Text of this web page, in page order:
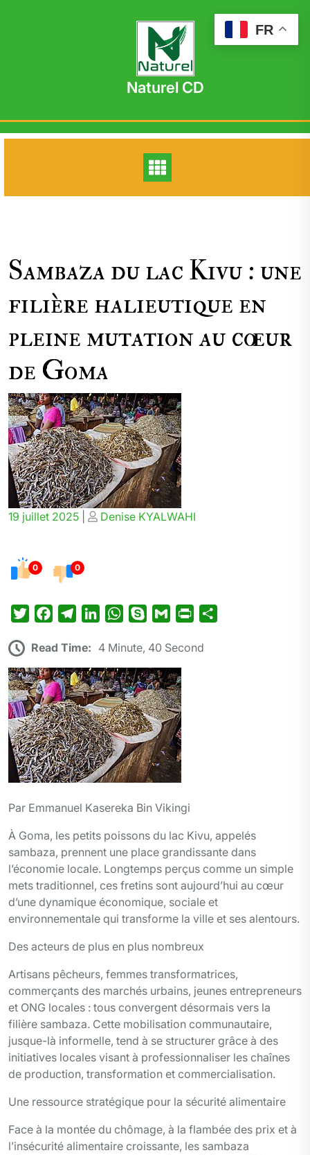
Naturel CD
Sambaza du lac Kivu : une
filière halieutique en
pleine mutation au cœur
de Goma
Posted
19 juillet 2025
Posted
Denise KYALWAHI
0 0
t
t
e
r
c
e
b
o
o
k
l
e
g
r
a
m
n
k
e
d
I
n
W
a
t
s
A
p
p
y
p
e
a
i
l
i
Read Time: 4 Minute, 40 Second
Par Emmanuel Kasereka Bin Vikingi
À Goma, les petits poissons du lac Kivu, appelés
sambaza, prennent une place grandissante dans
l’économie locale. Longtemps perçus comme un simple
mets traditionnel, ces fretins sont aujourd’hui au cœur
d’une dynamique économique, sociale et
environnementale qui transforme la ville et ses alentours.
Des acteurs de plus en plus nombreux
Artisans pêcheurs, femmes transformatrices,
commerçants des marchés urbains, jeunes entrepreneurs
et ONG locales : tous convergent désormais vers la
filière sambaza. Cette mobilisation communautaire,
jusque-là informelle, tend à se structurer grâce à des
initiatives locales visant à professionnaliser les chaînes
de production, transformation et commercialisation.
Une ressource stratégique pour la sécurité alimentaire
Face à la montée du chômage, à la flambée des prix et à
l’insécurité alimentaire croissante, les sambaza
FR